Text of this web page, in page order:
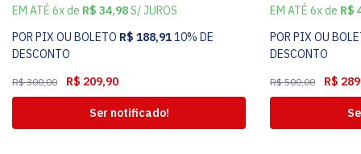
EM ATÉ 6x de R$ 34,98S/ JUROS
POR PIX OU BOLETO R$ 188,9110% DE
DESCONTO
R$300,00 R$ 209,90
Ser notificado!
EM ATÉ 6x de R$
POR PIX OU
DESCONTO
R$500,00 R$